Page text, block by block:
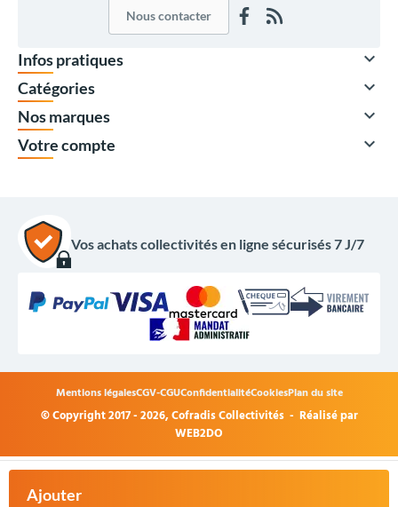
365,00 €
438,00 €TTC
Ajouter
Nous contacter
Infos pratiques 
Catégories 
Nos marques 
Votre compte 
Vos achats collectivités en ligne sécurisés 7 J/7
© Copyright 2017 - 2026,Cofradis Collectivités - Réalisé par
WEB2DO
Mentions légalesCGV-CGUConfidentialitéCookiesPlan du site